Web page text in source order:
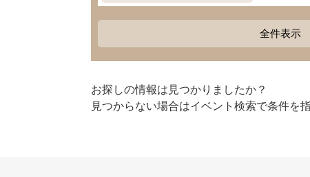
全件表示
お探しの情報は見つかりましたか？
見つからない場合はイベント検索で条件を